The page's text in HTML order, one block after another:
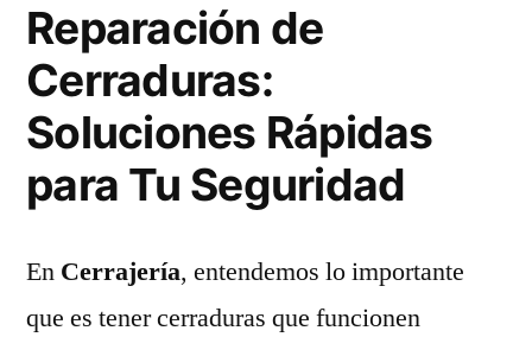
Reparación de
Cerraduras:
Soluciones Rápidas
para Tu Seguridad
En Cerrajería, entendemos lo importante
que es tener cerraduras que funcionen